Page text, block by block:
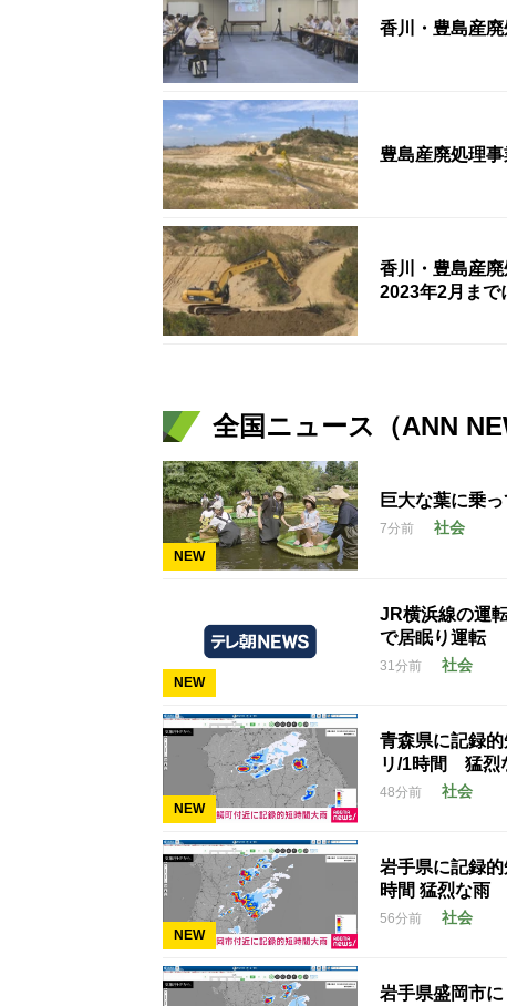
香川・豊島産
豊島産廃処理
香川・豊島産
2023年2月まで
全国ニュース（ANN
NEW
巨大な葉に乗
7分前 社会
NEW
JR横浜線の運
で居眠り運転
31分前 社会
NEW
青森県に記録
リ/1時間 猛烈
48分前 社会
NEW
岩手県に記録
時間 猛烈な雨
56分前 社会
岩手県盛岡市